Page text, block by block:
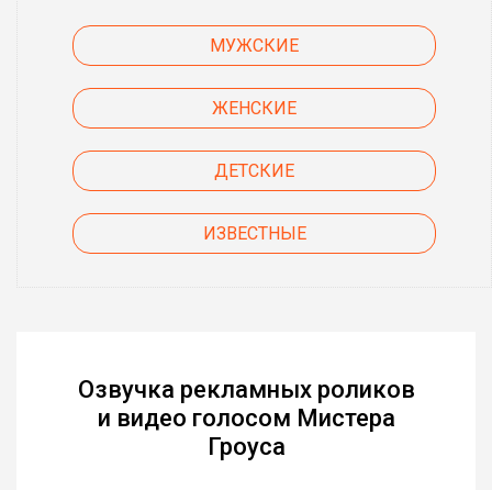
МУЖСКИЕ
ЖЕНСКИЕ
ДЕТСКИЕ
ИЗВЕСТНЫЕ
Озвучка рекламных роликов
и видео голосом Мистера
Гроуса